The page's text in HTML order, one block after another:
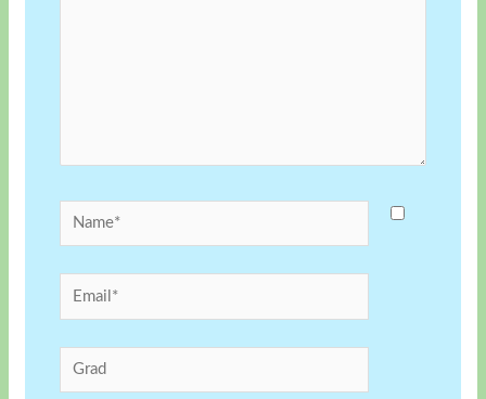
Name*
Email*
Grad